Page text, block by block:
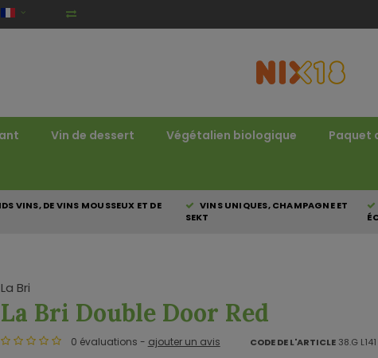
Vin de dessert Végétalien biologique Paquet
VINS, DE VINS MOUSSEUX ET DE
VINS UNIQUES, CHAMPAGNE ET
SEKT
La Bri
La Bri Double Door Red
0 évaluations - ajouter un avis CODE DE L'ARTICLE38.G L141